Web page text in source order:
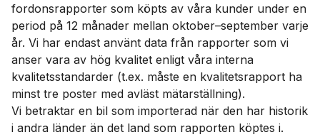
fordonsrapporter som köpts av våra kunder under en
period på 12 månader mellan oktober–september varje
år. Vi har endast använt data från rapporter som vi
anser vara av hög kvalitet enligt våra interna
kvalitetsstandarder (t.ex. måste en kvalitetsrapport ha
minst tre poster med avläst mätarställning).
Vi betraktar en bil som importerad när den har historik
i andra länder än det land som rapporten köptes i.